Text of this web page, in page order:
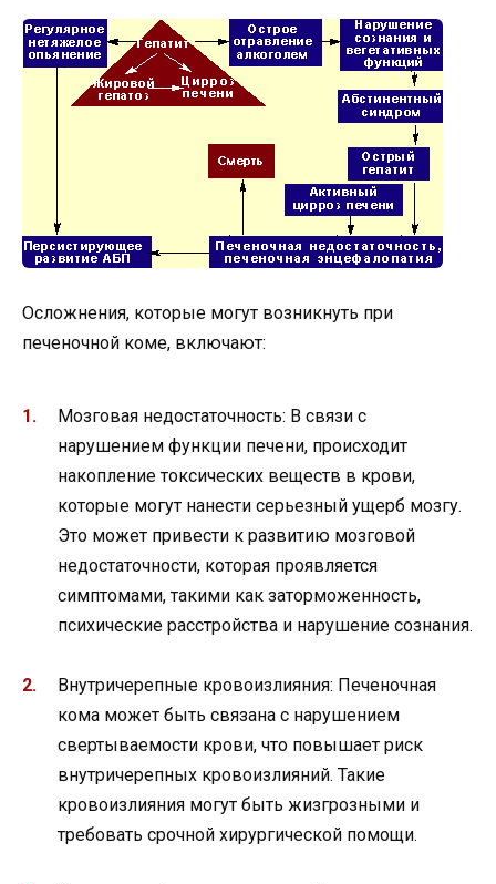
Осложнения, которые могут возникнуть при
печеночной коме, включают:
Мозговая недостаточность: В связи с
нарушением функции печени, происходит
накопление токсических веществ в крови,
которые могут нанести серьезный ущерб мозгу.
Это может привести к развитию мозговой
недостаточности, которая проявляется
симптомами, такими как заторможенность,
психические расстройства и нарушение сознания.
Внутричерепные кровоизлияния: Печеночная
кома может быть связана с нарушением
свертываемости крови, что повышает риск
внутричерепных кровоизлияний. Такие
кровоизлияния могут быть жизгрозными и
требовать срочной хирургической помощи.